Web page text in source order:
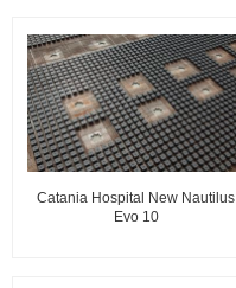
Catania Hospital New Nautilus
Evo 10